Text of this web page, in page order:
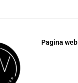
Pagina web